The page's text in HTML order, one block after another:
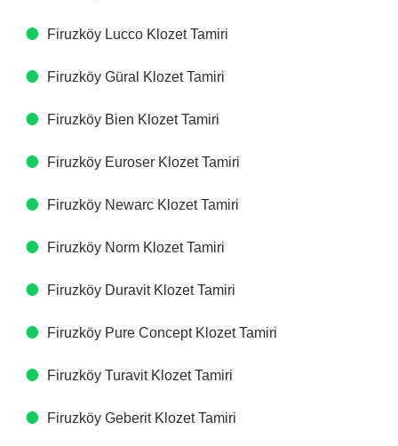
Firuzköy Lucco Klozet Tamiri
Firuzköy Güral Klozet Tamiri
Firuzköy Bien Klozet Tamiri
Firuzköy Euroser Klozet Tamiri
Firuzköy Newarc Klozet Tamiri
Firuzköy Norm Klozet Tamiri
Firuzköy Duravit Klozet Tamiri
Firuzköy Pure Concept Klozet Tamiri
Firuzköy Turavit Klozet Tamiri
Firuzköy Geberit Klozet Tamiri